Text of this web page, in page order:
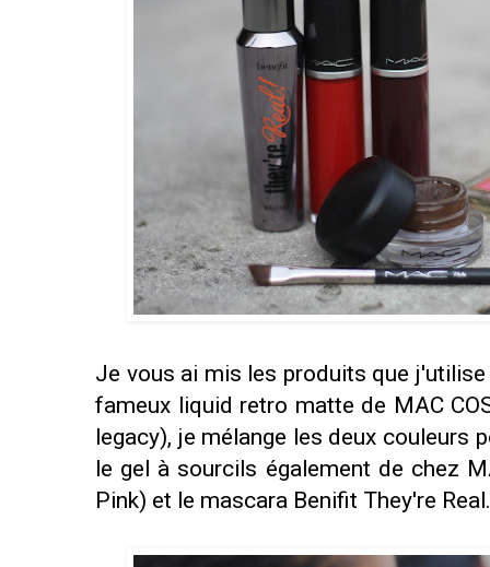
Je vous ai mis les produits que
fameux liquid retro matte de MAC
legacy), je mélange les deux couleurs
le gel à sourcils également de chez
Pink) et le mascara Benifit They're Real.